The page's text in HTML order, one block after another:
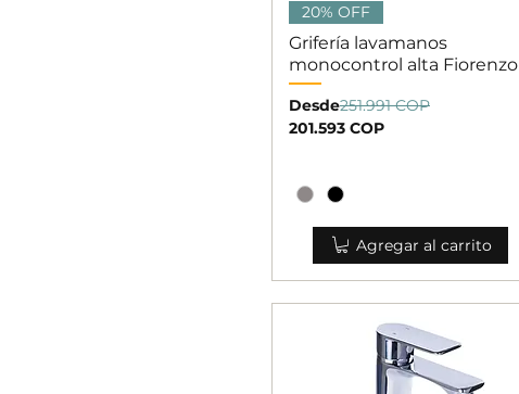
Vista rápida
20% OFF
Grifería lavamanos
monocontrol alta Fiorenzo
Desde
Precio251.991 COP
201.593 COP
Precio de oferta
Agregar al carrito